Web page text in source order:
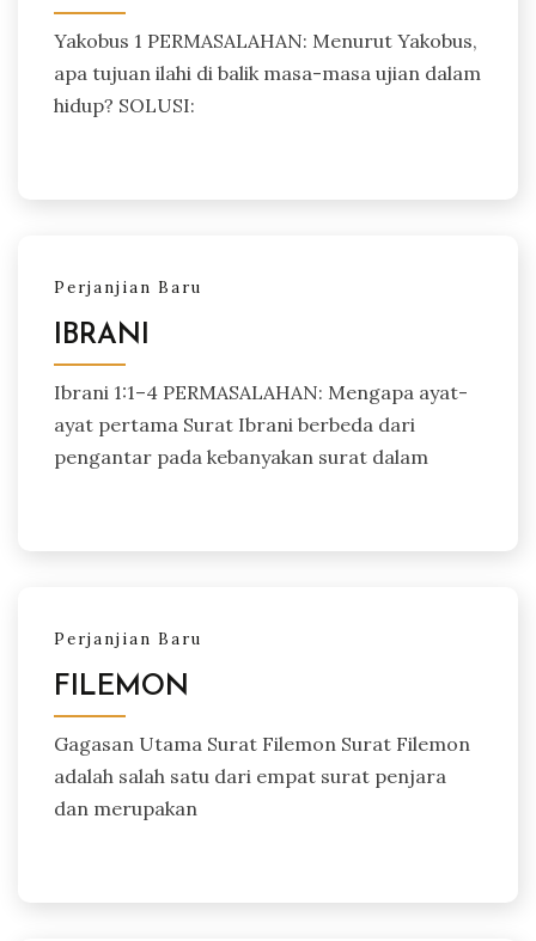
Yakobus 1 PERMASALAHAN: Menurut Yakobus,
apa tujuan ilahi di balik masa-masa ujian dalam
hidup? SOLUSI:
Perjanjian Baru
IBRANI
Ibrani 1:1–4 PERMASALAHAN: Mengapa ayat-
ayat pertama Surat Ibrani berbeda dari
pengantar pada kebanyakan surat dalam
Perjanjian Baru
FILEMON
Gagasan Utama Surat Filemon Surat Filemon
adalah salah satu dari empat surat penjara
dan merupakan